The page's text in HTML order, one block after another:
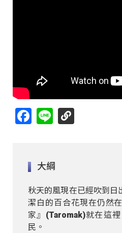
Facebook
Line
大綱
秋天的風現在已經吹到日
潔白的百合花現在仍然
家』(Taromak)就在這
民。